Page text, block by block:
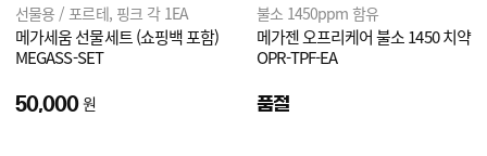
선물용 / 포르테, 핑크 각 1EA
메가세움 선물세트 (쇼핑백 포함)
MEGASS-SET
50,000 원
불소 1450ppm 함유
메가젠 오프리케어 불소 1450 치약
OPR-TPF-EA
품절